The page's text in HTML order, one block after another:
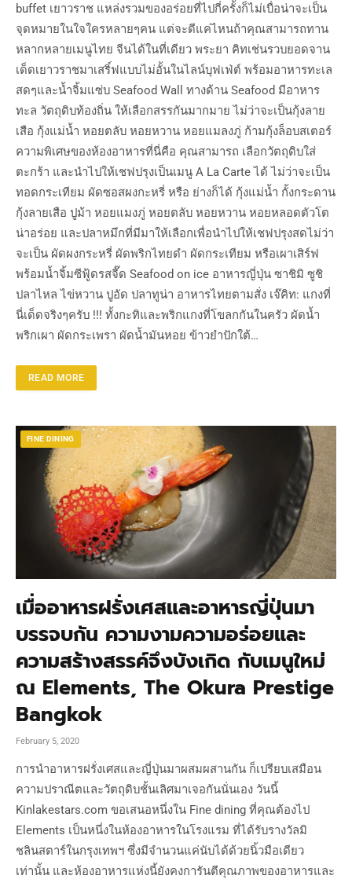
buffet เยาวราช แหล่งรวมของอร่อยที่ไปกี่ครั้งก็ไม่เบื่อน่าจะเป็น
จุดหมายในใจใครหลายๆคน แต่จะดีแค่ไหนถ้าคุณสามารถทาน
หลากหลายเมนูไทย จีนได้ในที่เดียว พระยา คิทเช่นรวบยอดจาน
เด็ดเยาวราชมาเสริ์ฟแบบไม่อั้นในไลน์บุฟเฟ่ต์ พร้อมอาหารทะเล
สดๆและน้ำจิ้มแซ่บ Seafood Wall ทางด้าน Seafood มีอาหาร
ทะล วัตถุดิบท้องถิ่น ให้เลือกสรรกันมากมาย ไม่ว่าจะเป็นกุ้งลาย
เสือ กุ้งแม่น้ำ หอยตลับ หอยหวาน หอยแมลงภู่ ก้ามกุ้งล็อบสเตอร์
ความพิเศษของห้องอาหารที่นี่คือ คุณสามารถ เลือกวัตถุดิบใส่
ตะกร้า และนำไปให้เชฟปรุงเป็นเมนู A La Carte ได้ ไม่ว่าจะเป็น
ทอดกระเทียม ผัดซอสผงกะหรี่ หรือ ย่างก็ได้ กุ้งแม่น้ำ กั้งกระดาน
กุ้งลายเสือ ปูม้า หอยแมงภู่ หอยตลับ หอยหวาน หอยหลอดตัวโต
น่าอร่อย และปลาหมึกที่มีมาให้เลือกเพื่อนำไปให้เชฟปรุงสดไม่ว่า
จะเป็น ผัดผงกระหรี่ ผัดพริกไทยดำ ผัดกระเทียม หรือเผาเสิร์ฟ
พร้อมน้ำจิ้มซีฟู้ดรสจี๊ด Seafood on ice อาหารญี่ปุ่น ซาชิมิ ซูชิ
ปลาไหล ไข่หวาน ปูอัด ปลาทูน่า อาหารไทยตามสั่ง เจ๊คิท: แกงที่
นี่เด็ดจริงๆครับ !!! ทั้งกะทิและพริกแกงที่โขลกกันในครัว ผัดน้ำ
พริกเผา ผัดกระเพรา ผัดน้ำมันหอย ข้าวยำปักใต้…
READ MORE
FINE DINING
เมื่ออาหารฝรั่งเศสและอาหารญี่ปุ่นมา
บรรจบกัน ความงามความอร่อยและ
ความสร้างสรรค์จึงบังเกิด กับเมนูใหม่
ณ Elements, The Okura Prestige
Bangkok
February 5, 2020
การนำอาหารฝรั่งเศสและญี่ปุ่นมาผสมผสานกัน ก็เปรียบเสมือน
ความปราณีตและวัตถุดิบชั้นเลิศมาเจอกันนั่นเอง วันนี้
Kinlakestars.com ขอเสนอหนึ่งใน Fine dining ที่คุณต้องไป
Elements เป็นหนึ่งในห้องอาหารในโรงแรม ที่ได้รับรางวัลมิ
ชลินสตาร์ในกรุงเทพฯ ซึ่งมีจำนวนแค่นับได้ด้วยนิ้วมือเดียว
เท่านั้น และห้องอาหารแห่งนี้ยังคงการันตีคุณภาพของอาหารและ